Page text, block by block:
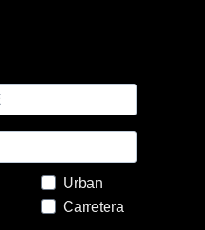
Urban
Carretera